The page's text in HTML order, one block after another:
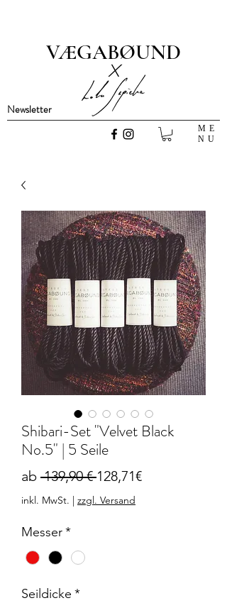
x
VÆGABØUND
Newsletter
ME
NU
Shibari-Set "Velvet Black
No.5" | 5 Seile
ab 139,90 € Standardpreis
128,71€Sale-
inkl. MwSt. | zzgl. Versand
Messer*
Seildicke *